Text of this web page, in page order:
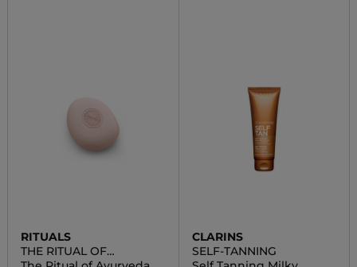
RITUALS
THE RITUAL OF
AYURVEDA
CLARINS
SELF-TANNING